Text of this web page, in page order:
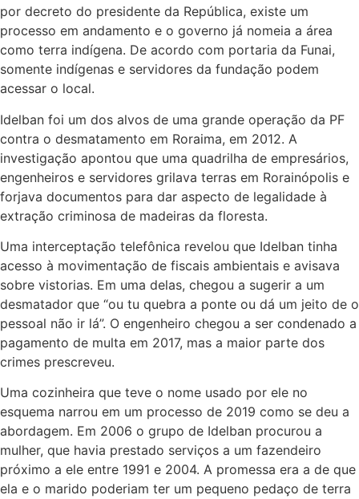
por decreto do presidente da República, existe um
processo em andamento e o governo já nomeia a área
como terra indígena. De acordo com portaria da Funai,
somente indígenas e servidores da fundação podem
acessar o local.
Idelban foi um dos alvos de uma grande operação da PF
contra o desmatamento em Roraima, em 2012. A
investigação apontou que uma quadrilha de empresários,
engenheiros e servidores grilava terras em Rorainópolis e
forjava documentos para dar aspecto de legalidade à
extração criminosa de madeiras da floresta.
Uma interceptação telefônica revelou que Idelban tinha
acesso à movimentação de fiscais ambientais e avisava
sobre vistorias. Em uma delas, chegou a sugerir a um
desmatador que “ou tu quebra a ponte ou dá um jeito de o
pessoal não ir lá”. O engenheiro chegou a ser condenado a
pagamento de multa em 2017, mas a maior parte dos
crimes prescreveu.
Uma cozinheira que teve o nome usado por ele no
esquema narrou em um processo de 2019 como se deu a
abordagem. Em 2006 o grupo de Idelban procurou a
mulher, que havia prestado serviços a um fazendeiro
próximo a ele entre 1991 e 2004. A promessa era a de que
ela e o marido poderiam ter um pequeno pedaço de terra